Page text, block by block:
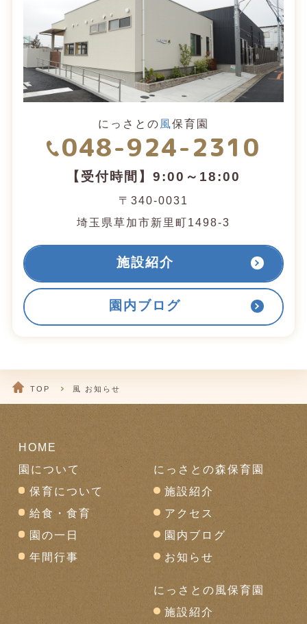
にっさとの 風保育園
048-924-2310
【受付時間】9:00～18:00
〒340-0031
埼玉県草加市新里町1498-3
施設紹介
園内ブログ
TOP 風 お知らせ
HOME
園について
保育について
給食・食育
園の一日
年間行事
にっさとの森保育園
施設紹介
アクセス
園内ブログ
お知らせ
にっさとの風保育園
施設紹介